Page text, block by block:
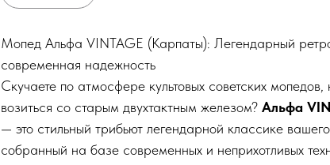
Мопед Альфа VINTAGE (Карпаты): Легендарный
современная надежность
Скучаете по атмосфере культовых советских мопедов,
возиться со старым двухтактным железом? Альфа
— это стильный трибьют легендарной классике
собранный на базе современных и неприхотливых